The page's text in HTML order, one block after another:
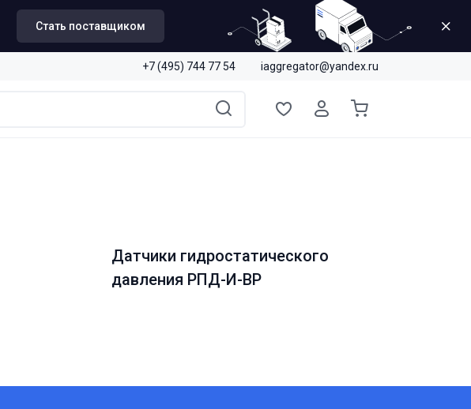
Стать поставщиком
+7 (495) 744 77 54 iaggregator@yandex.ru
Датчики гидростатического
давления РПД-И-ВР